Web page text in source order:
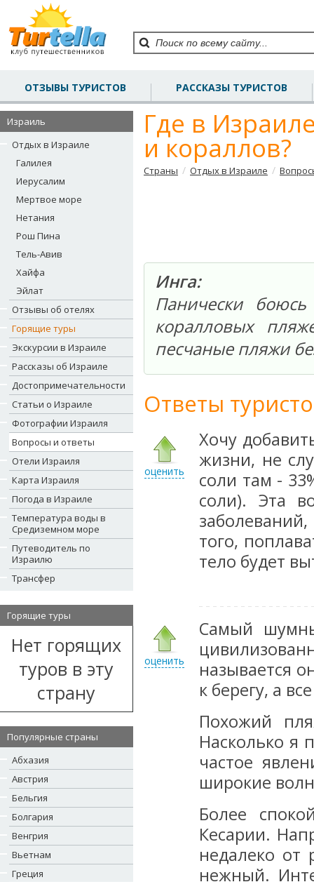
ОТЗЫВЫ ТУРИСТОВ РАССКАЗЫ ТУРИСТОВ
Израиль
Отдых в Израиле
Галилея
Иерусалим
Мертвое море
Нетания
Рош Пина
Тель-Авив
Хайфа
Эйлат
Отзывы об отелях
Горящие туры
Экскурсии в Израиле
Рассказы об Израиле
Достопримечательности
Статьи о Израиле
Фотографии Израиля
Вопросы и ответы
Отели Израиля
Карта Израиля
Погода в Израиле
Температура воды в
Средиземном море
Путеводитель по
Израилю
Трансфер
Горящие туры
Нет горящих
туров в эту
страну
Популярные страны
Абхазия
Австрия
Бельгия
Болгария
Венгрия
Вьетнам
Греция
Где в
и кораллов?
Страны / Отдых в Израиле /
Инга:
Панически
коралловых
песчаные пляжи
Ответы
оценить
Хочу
жизни, не
соли там -
соли). Эта
того,
тело будет
оценить
Самый
называется
к берегу, а
Похожий
Насколько я
частое
широкие
Более
Кесарии.
недалеко от
нежный.